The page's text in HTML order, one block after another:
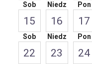
Sob
15
Niedz
16
Pon
17
Sob
22
Niedz
23
Pon
24